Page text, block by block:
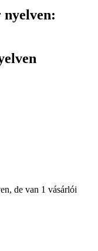
nyelven:
de van 1 vásárlói